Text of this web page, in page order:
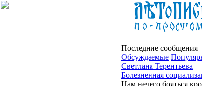
Последние сообщения
Обсуждаемые
Светлана Терентьева
Болезненная
Нам нечего бояться